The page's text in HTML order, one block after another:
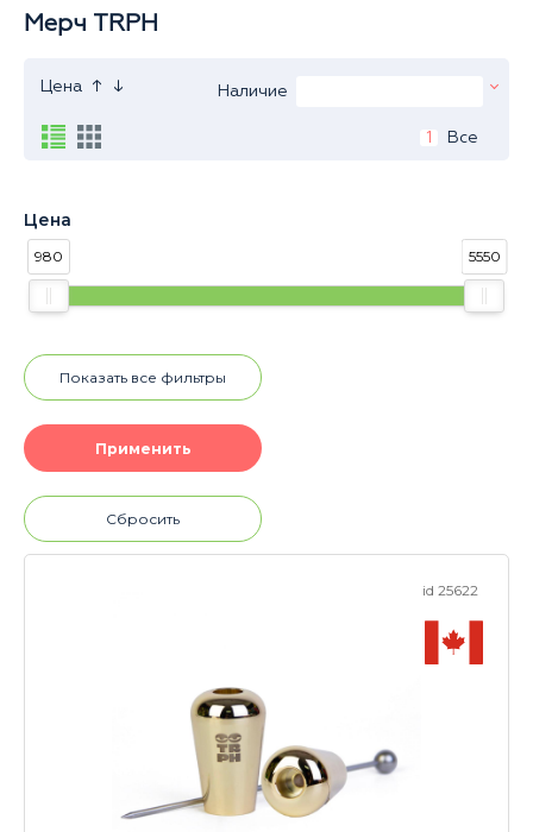
Мерч TRPH
Цена ↑ ↓ Наличие
1 Все
Цена
980 5550
Показать все фильтры
Сбросить
id 25622